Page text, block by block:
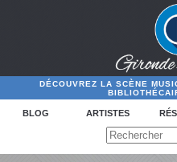
DÉCOUVREZ LA SCÈNE
BLOG ARTISTES